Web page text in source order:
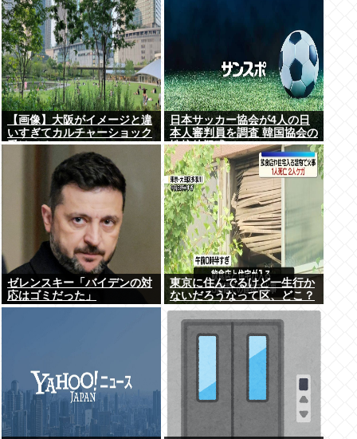
【画像】大阪がイメージと違
いすぎてカルチャーショック
受けてる
日本サッカー協会が4人の日
本人審判員を調査 韓国協会の
性接待疑惑で
ゼレンスキー「バイデンの対
応はゴミだった」
東京に住んでるけど一生行か
ないだろうなって区、どこ？